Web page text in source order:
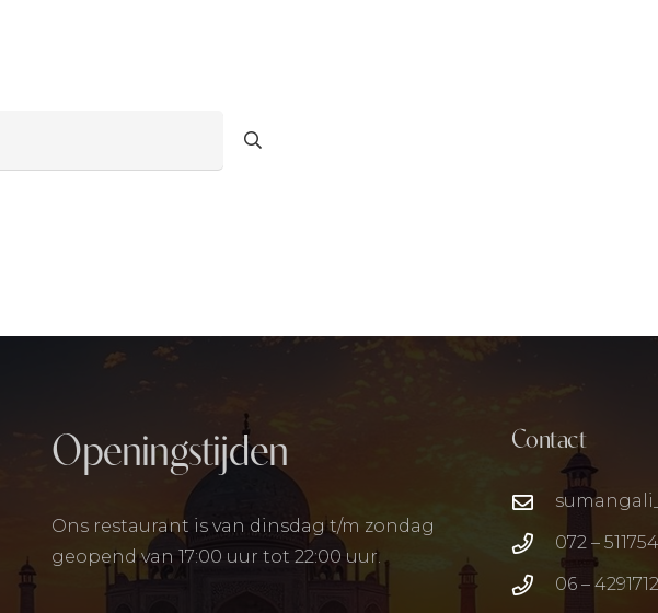
Openingstijden
Ons restaurant is van dinsdag t/m zondag
geopend van 17:00 uur tot 22:00 uur.
Contact
072 –
06 –